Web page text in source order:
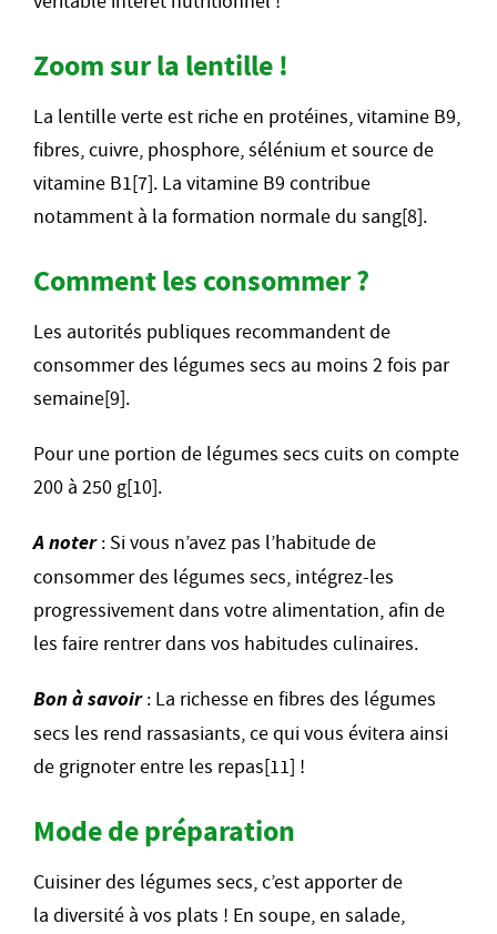
Zoom sur la lentille !
La lentille verte est riche en protéines, vitamine B9,
fibres, cuivre, phosphore, sélénium et source de
vitamine B1[7]. La vitamine B9 contribue
notamment à la formation normale du sang[8].
Comment les consommer ?
Les autorités publiques recommandent de
consommer des légumes secs au moins 2 fois par
semaine[9].
Pour une portion de légumes secs cuits on compte
200 à 250 g[10].
A noter: Si vous n’avez pas l’habitude de
consommer des légumes secs, intégrez-les
progressivement dans votre alimentation, afin de
les faire rentrer dans vos habitudes culinaires.
Bon à savoir: La richesse en fibres des légumes
secs les rend rassasiants, ce qui vous évitera ainsi
de grignoter entre les repas[11] !
Mode de préparation
Cuisiner des légumes secs, c’est apporter de
la diversité à vos plats ! En soupe, en salade,